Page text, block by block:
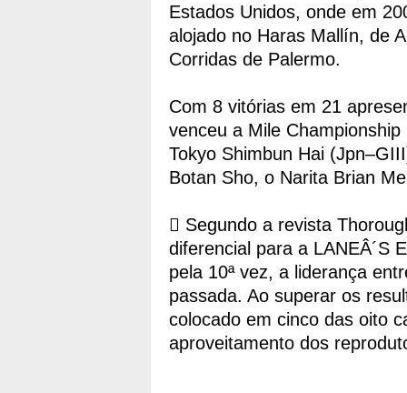
Estados Unidos, onde em
alojado no Haras Mallín, de
Corridas de Palermo.
Com 8 vitórias em 21
venceu a Mile
Tokyo Shimbun Hai
Botan Sho, o Narita Brian
 Segundo a revista
diferencial para a LANEÂ´S
pela 10ª vez, a liderança
passada. Ao superar os
colocado em cinco das oito
aproveitamento dos